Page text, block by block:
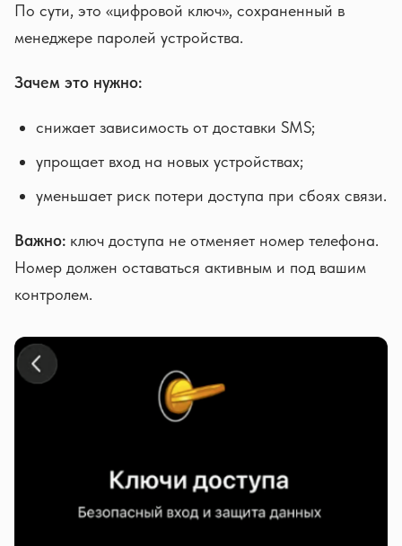
По сути, это «цифровой ключ», сохраненный в
менеджере паролей устройства.
Зачем это нужно:
снижает зависимость от доставки SMS;
упрощает вход на новых устройствах;
уменьшает риск потери доступа при сбоях связи.
Важно: ключ доступа не отменяет номер телефона.
Номер должен оставаться активным и под вашим
контролем.